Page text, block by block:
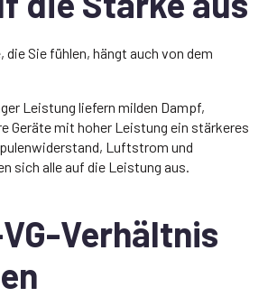
die Sie fühlen, hängt auch von dem
Leistung liefern milden Dampf,
Geräte mit hoher Leistung ein stärkeres
Luftstrom und
sich alle auf die Leistung aus.
VG-Verhältnis